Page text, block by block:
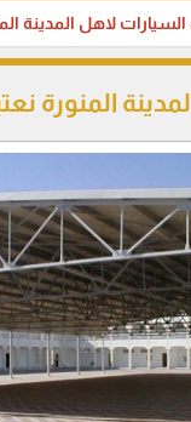
المنورة